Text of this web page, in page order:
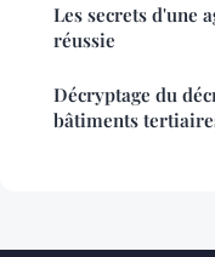
Les secrets d'une
réussie
Décryptage du
bâtiments